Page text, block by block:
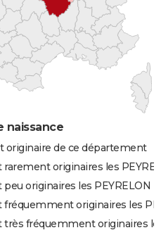
naissance
originaire de ce département
originaires les
originaires les PEYRELON
originaires les
fréquemment originaires